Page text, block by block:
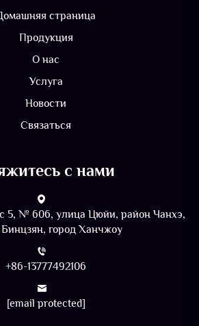
страница
Продукция
О нас
Услуга
Новости
Связаться
с нами
5, № 606, улица Цюйи, район Чанхэ,
город Ханчжоу
+86-13777492106
[email protected]